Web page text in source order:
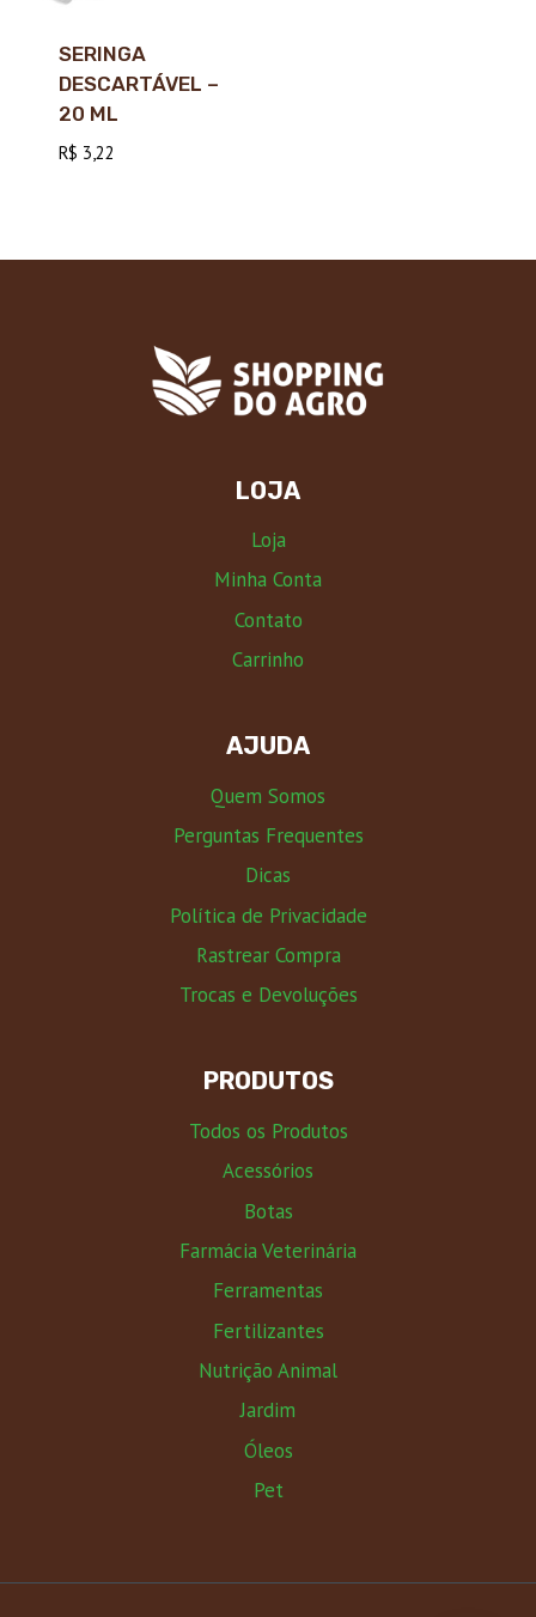
SERINGA
DESCARTÁVEL –
20 ML
R$ 3,22
LOJA
Loja
Minha Conta
Contato
Carrinho
AJUDA
Quem Somos
Perguntas Frequentes
Dicas
Política de Privacidade
Rastrear Compra
Trocas e Devoluções
PRODUTOS
Todos os Produtos
Acessórios
Botas
Farmácia Veterinária
Ferramentas
Fertilizantes
Nutrição Animal
Jardim
Óleos
Pet